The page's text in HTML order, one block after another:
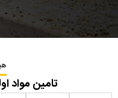
تامین مواد